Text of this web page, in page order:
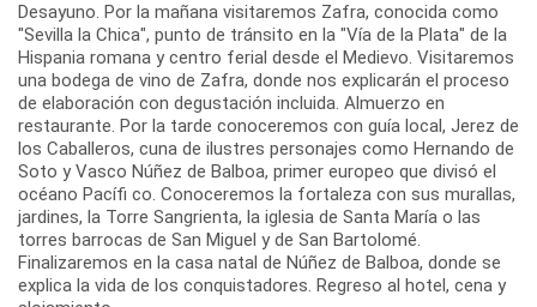
Desayuno. Por la mañana visitaremos Zafra, conocida como
"Sevilla la Chica", punto de tránsito en la "Vía de la Plata" de la
Hispania romana y centro ferial desde el Medievo. Visitaremos
una bodega de vino de Zafra, donde nos explicarán el proceso
de elaboración con degustación incluida. Almuerzo en
restaurante. Por la tarde conoceremos con guía local, Jerez de
los Caballeros, cuna de ilustres personajes como Hernando de
Soto y Vasco Núñez de Balboa, primer europeo que divisó el
océano Pacífi co. Conoceremos la fortaleza con sus murallas,
jardines, la Torre Sangrienta, la iglesia de Santa María o las
torres barrocas de San Miguel y de San Bartolomé.
Finalizaremos en la casa natal de Núñez de Balboa, donde se
explica la vida de los conquistadores. Regreso al hotel, cena y